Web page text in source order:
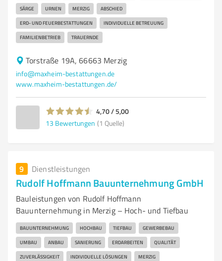
SÄRGE URNEN MERZIG ABSCHIED
ERD- UND FEUERBESTATTUNGEN INDIVIDUELLE BETREUUNG
FAMILIENBETRIEB TRAUERNDE
Torstraße 19A, 66663 Merzig
info@maxheim-bestattungen.de
www.maxheim-bestattungen.de/
4,70 / 5,00
13 Bewertungen (1 Quelle)
9 Dienstleistungen
Rudolf Hoffmann Bauunternehmung GmbH
Bauleistungen von Rudolf Hoffmann
Bauunternehmung in Merzig – Hoch- und Tiefbau
BAUUNTERNEHMUNG HOCHBAU TIEFBAU GEWERBEBAU
UMBAU ANBAU SANIERUNG ERDARBEITEN QUALITÄT
ZUVERLÄSSIGKEIT INDIVIDUELLE LÖSUNGEN MERZIG